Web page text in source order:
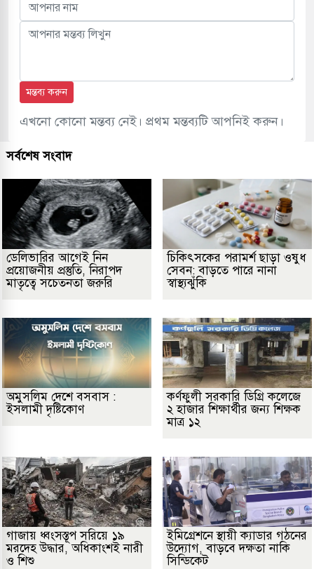
মন্তব্য করুন
এখনো কোনো মন্তব্য নেই। প্রথম মন্তব্যটি আপনিই করুন।
সর্বশেষ সংবাদ
ডেলিভারির আগেই নিন
প্রয়োজনীয় প্রস্তুতি, নিরাপদ
মাতৃত্বে সচেতনতা জরুরি
চিকিৎসকের পরামর্শ ছাড়া ওষুধ
সেবন: বাড়তে পারে নানা
স্বাস্থ্যঝুঁকি
অমুসলিম দেশে বসবাস :
ইসলামী দৃষ্টিকোণ
কর্ণফুলী সরকারি ডিগ্রি কলেজে
২ হাজার শিক্ষার্থীর জন্য শিক্ষক
মাত্র ১২
গাজায় ধ্বংসস্তূপ সরিয়ে ১৯
মরদেহ উদ্ধার, অধিকাংশই নারী
ও শিশু
ইমিগ্রেশনে স্থায়ী ক্যাডার গঠনের
উদ্যোগ, বাড়বে দক্ষতা নাকি
সিন্ডিকেট